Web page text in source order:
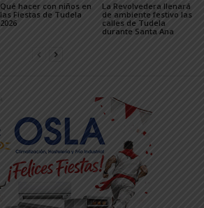
Qué hacer con niños en
las Fiestas de Tudela
2026
La Revolvedera llenará
de ambiente festivo las
calles de Tudela
durante Santa Ana